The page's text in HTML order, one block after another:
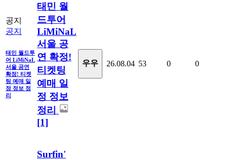
공지
공지
태민 월드투
어 LiMiNaL
서울 공연
확정! 티켓
팅 예매 일
정 정보 정
리
태민 월
드투어
LiMiNaL
서울 공
연 확정!
티켓팅
예매 일
정 정보
정리
[1]
우우 26.08.04 53 0 0
Surfin'